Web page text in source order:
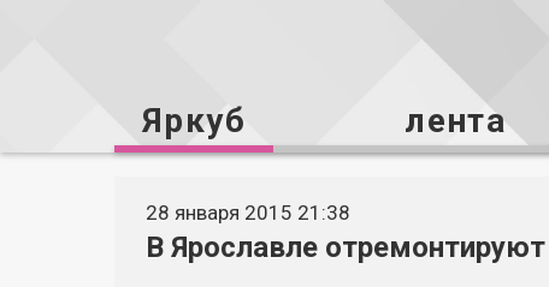
Яркуб лента
28 января 2015 21:38
В Ярославле